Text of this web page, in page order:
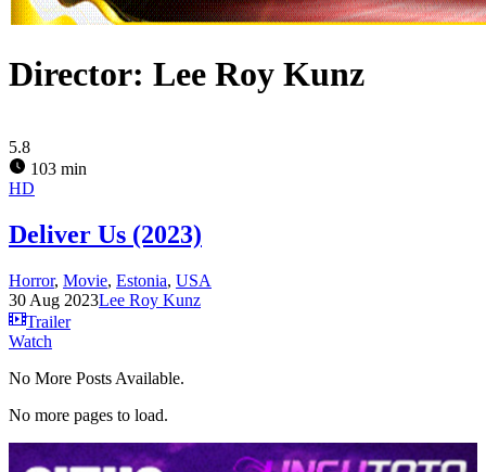
Director: Lee Roy Kunz
5.8
103 min
HD
Deliver Us (2023)
Horror, Movie, Estonia, USA
30 Aug 2023Lee Roy Kunz
Trailer
Watch
No More Posts Available.
No more pages to load.